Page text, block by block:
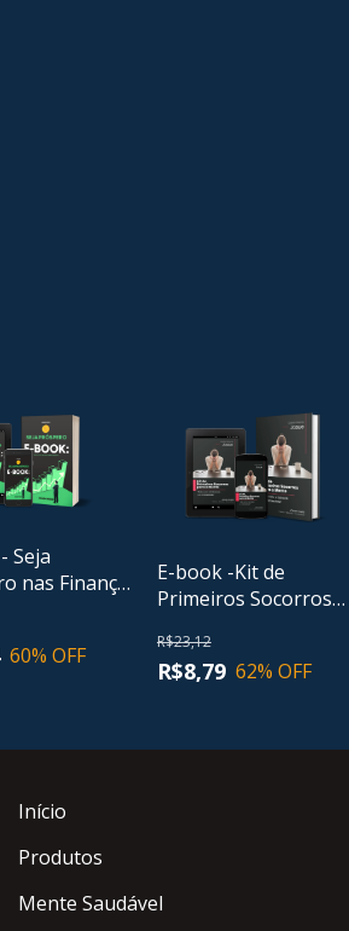
Seja
nas Finanças
60% OFF
E-book -Kit de
Primeiros Socorros
R$8,79
R$23,12
62% OFF
Início
Produtos
Mente Saudável